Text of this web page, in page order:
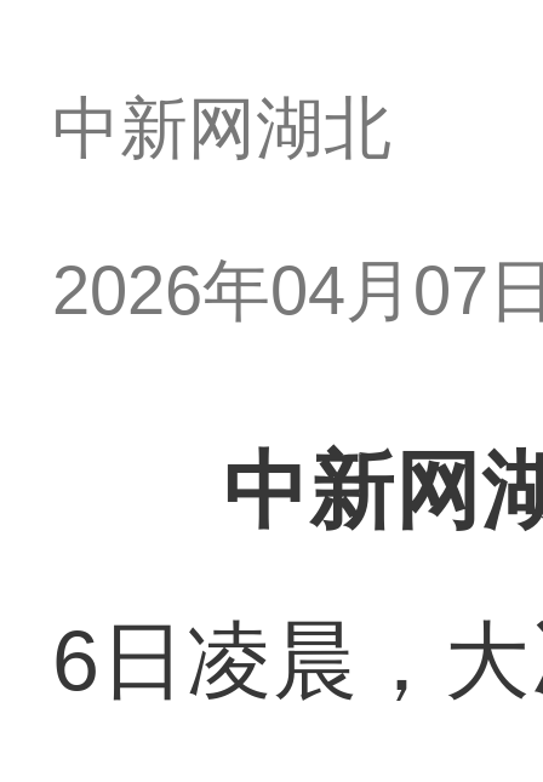
中新网湖北
2026年04月07
中新网
6日凌晨，